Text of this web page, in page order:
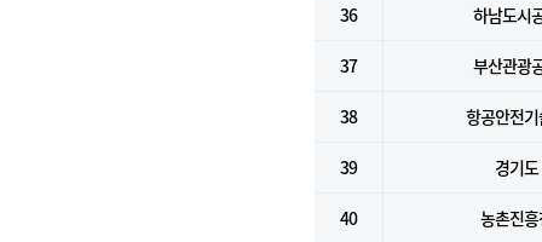
36 하남도시
37 부산관광
38 항공안전
39 경기도
40 농촌진